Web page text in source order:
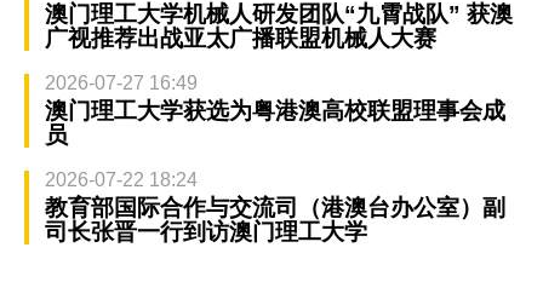
澳门理工大学机械人研发团队“九霄战队” 获澳
广视推荐出战亚太广播联盟机械人大赛
2026-07-27 16:49
澳门理工大学获选为粤港澳高校联盟理事会成
员
2026-07-22 18:24
教育部国际合作与交流司（港澳台办公室）副
司长张晋一行到访澳门理工大学